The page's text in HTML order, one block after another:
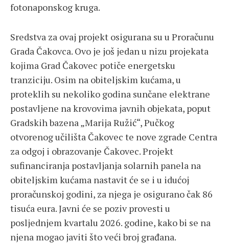
fotonaponskog kruga.
Sredstva za ovaj projekt osigurana su u Proračunu
Grada Čakovca. Ovo je još jedan u nizu projekata
kojima Grad Čakovec potiče energetsku
tranziciju. Osim na obiteljskim kućama, u
proteklih su nekoliko godina sunčane elektrane
postavljene na krovovima javnih objekata, poput
Gradskih bazena „Marija Ružić“, Pučkog
otvorenog učilišta Čakovec te nove zgrade Centra
za odgoj i obrazovanje Čakovec. Projekt
sufinanciranja postavljanja solarnih panela na
obiteljskim kućama nastavit će se i u idućoj
proračunskoj godini, za njega je osigurano čak 86
tisuća eura. Javni će se poziv provesti u
posljednjem kvartalu 2026. godine, kako bi se na
njena mogao javiti što veći broj građana.